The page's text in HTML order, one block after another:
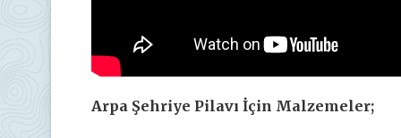
Arpa Şehriye Pilavı İçin Malzemeler;